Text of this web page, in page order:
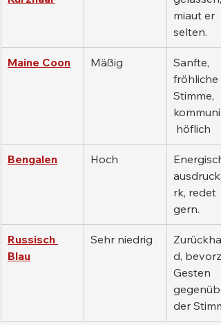
miaut er
selten.
Maine Coon Mäßig
Sanfte,
fröhliche
Stimme,
höflich
Bengalen Hoch
rk, redet
gern.
Russisch
Blau
Sehr niedrig
d,
Gesten
der